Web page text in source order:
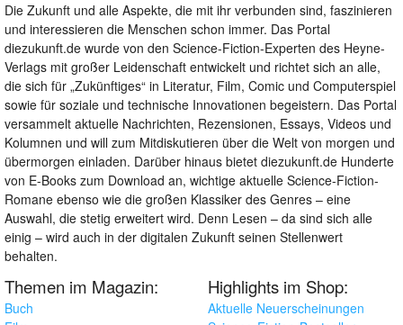
Die Zukunft und alle Aspekte, die mit ihr verbunden sind, faszinieren
und interessieren die Menschen schon immer. Das Portal
diezukunft.de wurde von den Science-Fiction-Experten des Heyne-
Verlags mit großer Leidenschaft entwickelt und richtet sich an alle,
die sich für „Zukünftiges“ in Literatur, Film, Comic und Computerspiel
sowie für soziale und technische Innovationen begeistern. Das Portal
versammelt aktuelle Nachrichten, Rezensionen, Essays, Videos und
Kolumnen und will zum Mitdiskutieren über die Welt von morgen und
übermorgen einladen. Darüber hinaus bietet diezukunft.de Hunderte
von E-Books zum Download an, wichtige aktuelle Science-Fiction-
Romane ebenso wie die großen Klassiker des Genres – eine
Auswahl, die stetig erweitert wird. Denn Lesen – da sind sich alle
einig – wird auch in der digitalen Zukunft seinen Stellenwert
behalten.
Themen im Magazin:
Buch
Highlights im Shop:
Aktuelle Neuerscheinungen